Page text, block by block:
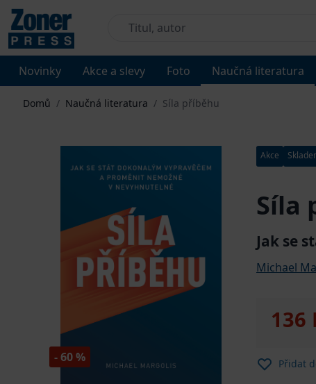
Novinky Akce a slevy Foto Naučná literatura
Domů / Naučná literatura / Síla příběhu
- 60 %
Akce
Síla
Jak se
Michael
136
Přidat